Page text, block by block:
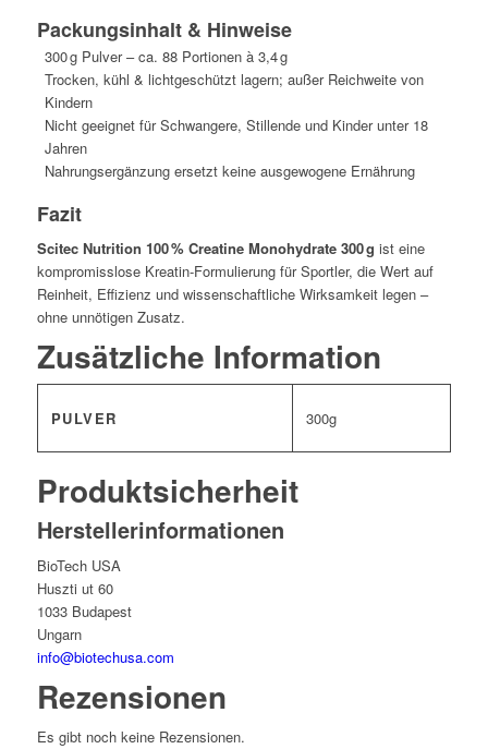
Packungsinhalt & Hinweise
300 g Pulver – ca. 88 Portionen à 3,4 g
Trocken, kühl & lichtgeschützt lagern; außer Reichweite von
Kindern
Nicht geeignet für Schwangere, Stillende und Kinder unter 18
Jahren
Nahrungsergänzung ersetzt keine ausgewogene Ernährung
Fazit
Scitec Nutrition 100 % Creatine Monohydrate 300 g ist eine
kompromisslose Kreatin-Formulierung für Sportler, die Wert auf
Reinheit, Effizienz und wissenschaftliche Wirksamkeit legen –
ohne unnötigen Zusatz.
Zusätzliche Information
PULVER 300g
Produktsicherheit
Herstellerinformationen
BioTech USA
Huszti ut 60
1033 Budapest
Ungarn
info@biotechusa.com
Rezensionen
Es gibt noch keine Rezensionen.